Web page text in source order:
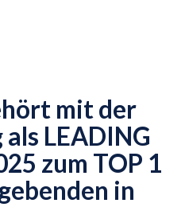
mit der
LEADING
zum TOP 1
in